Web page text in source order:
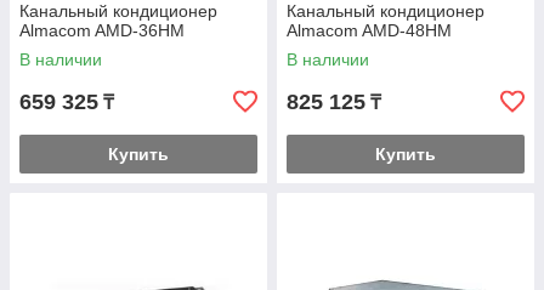
Канальный кондиционер
Almacom AМD-36HМ
В наличии
659 325 ₸
Купить
Канальный кондиционер
Almacom AMD-48HМ
В наличии
825 125 ₸
Купить